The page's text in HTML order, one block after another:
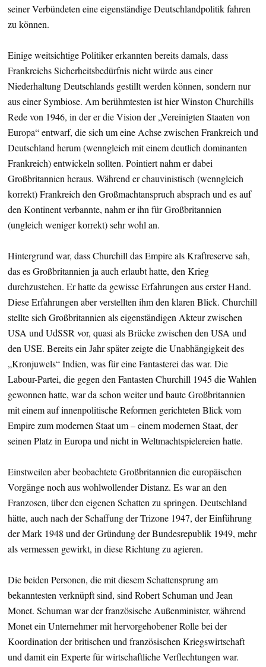
seiner Verbündeten eine eigenständige Deutschlandpolitik fahren
zu können.
Einige weitsichtige Politiker erkannten bereits damals, dass
Frankreichs Sicherheitsbedürfnis nicht würde aus einer
Niederhaltung Deutschlands gestillt werden können, sondern nur
aus einer Symbiose. Am berühmtesten ist hier Winston Churchills
Rede von 1946, in der er die Vision der „Vereinigten Staaten von
Europa“ entwarf, die sich um eine Achse zwischen Frankreich und
Deutschland herum (wenngleich mit einem deutlich dominanten
Frankreich) entwickeln sollten. Pointiert nahm er dabei
Großbritannien heraus. Während er chauvinistisch (wenngleich
korrekt) Frankreich den Großmachtanspruch absprach und es auf
den Kontinent verbannte, nahm er ihn für Großbritannien
(ungleich weniger korrekt) sehr wohl an.
Hintergrund war, dass Churchill das Empire als Kraftreserve sah,
das es Großbritannien ja auch erlaubt hatte, den Krieg
durchzustehen. Er hatte da gewisse Erfahrungen aus erster Hand.
Diese Erfahrungen aber verstellten ihm den klaren Blick. Churchill
stellte sich Großbritannien als eigenständigen Akteur zwischen
USA und UdSSR vor, quasi als Brücke zwischen den USA und
den USE. Bereits ein Jahr später zeigte die Unabhängigkeit des
„Kronjuwels“ Indien, was für eine Fantasterei das war. Die
Labour-Partei, die gegen den Fantasten Churchill 1945 die Wahlen
gewonnen hatte, war da schon weiter und baute Großbritannien
mit einem auf innenpolitische Reformen gerichteten Blick vom
Empire zum modernen Staat um – einem modernen Staat, der
seinen Platz in Europa und nicht in Weltmachtspielereien hatte.
Einstweilen aber beobachtete Großbritannien die europäischen
Vorgänge noch aus wohlwollender Distanz. Es war an den
Franzosen, über den eigenen Schatten zu springen. Deutschland
hätte, auch nach der Schaffung der Trizone 1947, der Einführung
der Mark 1948 und der Gründung der Bundesrepublik 1949, mehr
als vermessen gewirkt, in diese Richtung zu agieren.
Die beiden Personen, die mit diesem Schattensprung am
bekanntesten verknüpft sind, sind Robert Schuman und Jean
Monet. Schuman war der französische Außenminister, während
Monet ein Unternehmer mit hervorgehobener Rolle bei der
Koordination der britischen und französischen Kriegswirtschaft
und damit ein Experte für wirtschaftliche Verflechtungen war.